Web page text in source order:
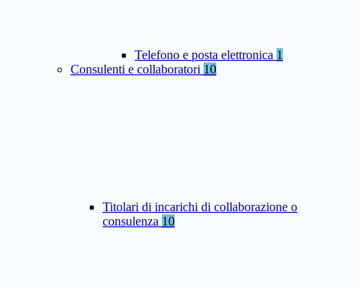
Telefono e posta elettronica 1
Consulenti e collaboratori 10
Titolari di incarichi di collaborazione o
consulenza 10